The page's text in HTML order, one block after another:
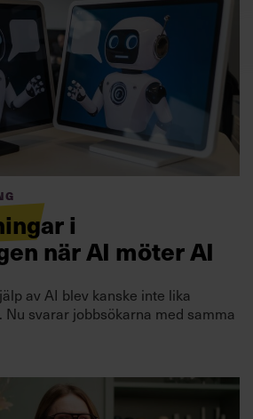
Prenumerera
för
i
när AI möter AI
av AI blev kanske inte lika
svarar jobbsökarna med samma